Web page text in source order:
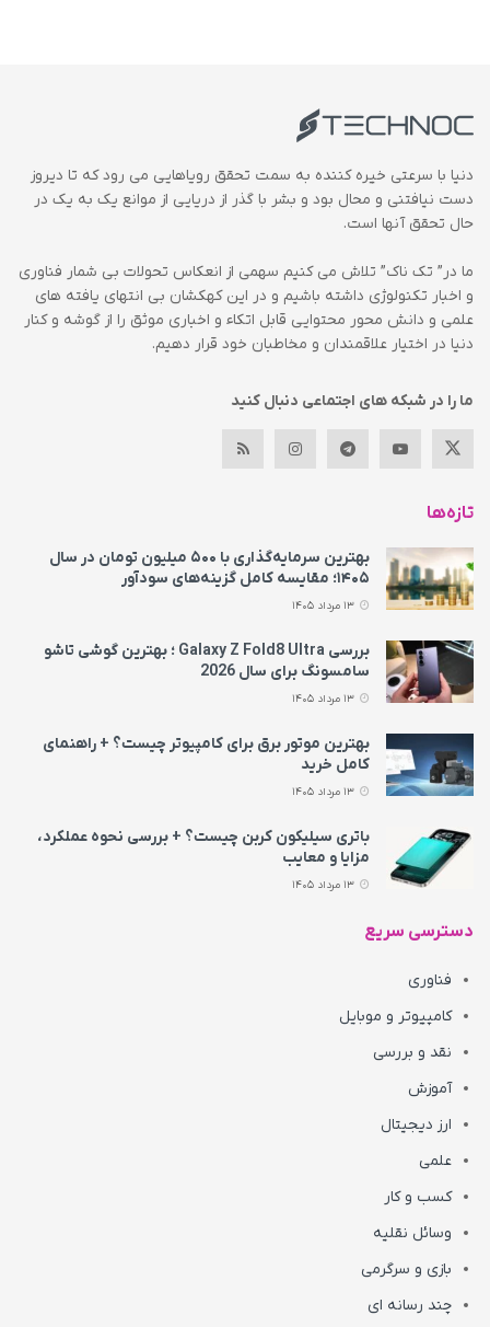
دنیا با سرعتی خیره کننده به سمت تحقق رویاهایی می رود که تا دیروز
دست نیافتنی و محال بود و بشر با گذر از دریایی از موانع یک به یک در
حال تحقق آنها است.
ما در” تک ناک” تلاش می کنیم سهمی از انعکاس تحولات بی شمار فناوری
و اخبار تکنولوژی داشته باشیم و در این کهکشان بی انتهای یافته های
علمی و دانش محور محتوایی قابل اتکاء و اخباری موثق را از گوشه و کنار
دنیا در اختیار علاقمندان و مخاطبان خود قرار دهیم.
ما را در شبکه های اجتماعی دنبال کنید
تازه‌ها
بهترین سرمایه‌گذاری با ۵۰۰ میلیون تومان در سال
۱۴۰۵؛ مقایسه کامل گزینه‌های سودآور
بررسی Galaxy Z Fold8 Ultra ؛ بهترین گوشی تاشو
سامسونگ برای سال 2026
بهترین موتور برق برای کامپیوتر چیست؟ + راهنمای
کامل خرید
باتری سیلیکون کربن چیست؟ + بررسی نحوه عملکرد،
مزایا و معایب
دسترسی سریع
فناوری
کامپیوتر و موبایل
نقد و بررسی
آموزش
ارز دیجیتال
علمی
کسب و کار
وسائل نقلیه
بازی و سرگرمی
چند رسانه ای